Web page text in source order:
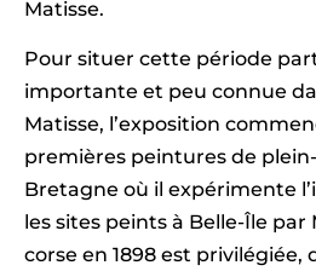
Matisse.
Pour situer cette période
importante et peu connue
Matisse, l’exposition
premières peintures de
Bretagne où il expérimente
les sites peints à Belle-Île par
corse en 1898 est privilégiée,